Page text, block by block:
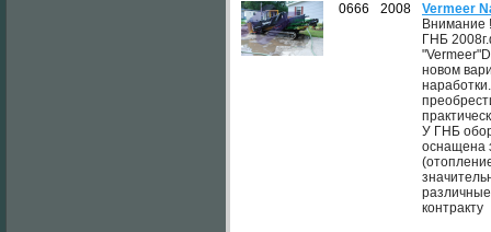
0666 2008
Vermeer
Внимание
ГНБ
новом
У ГНБ
оснащена
контракту